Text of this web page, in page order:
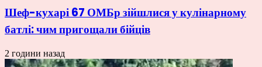
Шеф-кухарі 67 ОМБр зійшлися у кулінарному
батлі: чим пригощали бійців
2 години назад